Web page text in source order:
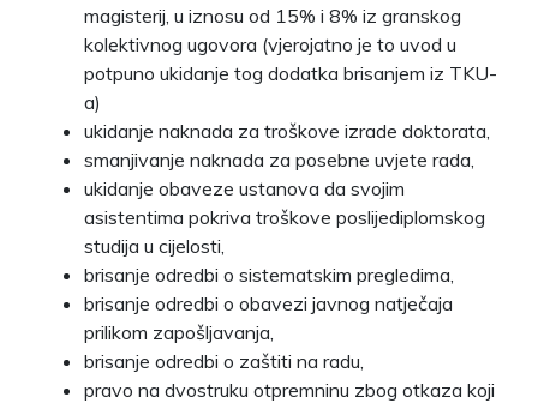
magisterij, u iznosu od 15% i 8% iz granskog
kolektivnog ugovora (vjerojatno je to uvod u
potpuno ukidanje tog dodatka brisanjem iz TKU-
a)
ukidanje naknada za troškove izrade doktorata,
smanjivanje naknada za posebne uvjete rada,
ukidanje obaveze ustanova da svojim
asistentima pokriva troškove poslijediplomskog
studija u cijelosti,
brisanje odredbi o sistematskim pregledima,
brisanje odredbi o obavezi javnog natječaja
prilikom zapošljavanja,
brisanje odredbi o zaštiti na radu,
pravo na dvostruku otpremninu zbog otkaza koji